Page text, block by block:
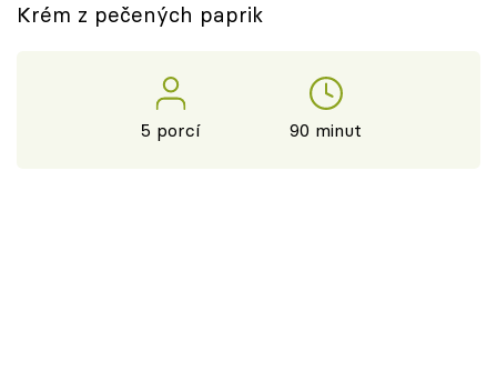
Sledujte prima+
Krém z pečených paprik
5 porcí 90 minut